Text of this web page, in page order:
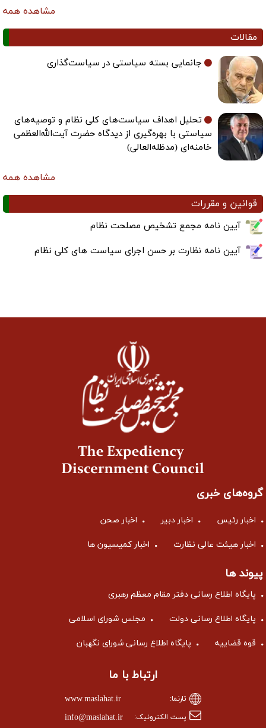
مشاهده همه
مقالات
جانمایی بسته سیاستی در سیاست‌گذاری
تحلیل اهداف سیاست‌های کلی نظام و توصیه‌های
سیاستی با بهره‌گیری از دیدگاه حضرت آیت‌الله‌العظمی
خامنه‌ای (مدظله‌العالی)
مشاهده همه
قوانین و مقررات
آیین نامه مجمع تشخیص مصلحت نظام
آیین نامه نظارت بر حسن اجرای سیاست های کلی نظام
گروه‌های خبری
اخبار رئیس اخبار دبیر اخبار صحن
اخبار هیئت عالی نظارت اخبار کمیسیون ها
پیوند ها
پایگاه اطلاع رسانی دفتر مقام معظم رهبری
پایگاه اطلاع رسانی دولت مجلس شورای اسلامی
قوه قضاییه پایگاه اطلاع رسانی شورای نگهبان
ارتباط با ما
تارنما: www.maslahat.ir
پست الکترونیک: info@maslahat.ir